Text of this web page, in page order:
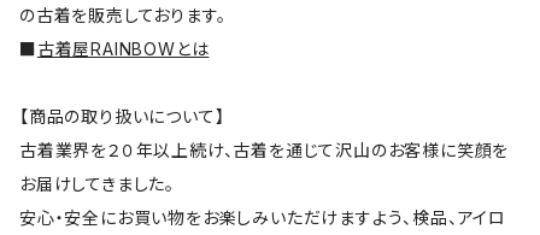
の古着を販売しております。
■古着屋RAINBOWとは
【商品の取り扱いについて】
古着業界を２０年以上続け、古着を通じて沢山のお客様に笑顔を
お届けしてきました。
安心・安全にお買い物をお楽しみいただけますよう、検品、アイロ